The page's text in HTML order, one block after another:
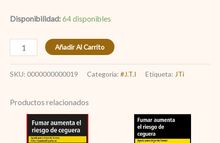
Disponibilidad:64 disponibles
Añadir Al Carrito
SKU: 0000000000019 Categoría: #J.T.I Etiqueta: JTi
Productos relacionados
Winston
Classic
Winston
Red